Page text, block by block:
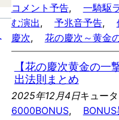
コメント予告,
一騎駆
む演出, 予兆音予告,
慶次, 花の慶次～黄金
【花の慶次黄金の一
出法則まとめ
2025年12月4日キュー
6000BONUS,